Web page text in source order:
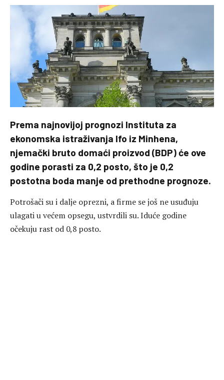
Prema najnovijoj prognozi Instituta za
ekonomska istraživanja Ifo iz Minhena,
njemački bruto domaći proizvod (BDP) će ove
godine porasti za 0,2 posto, što je 0,2
postotna boda manje od prethodne prognoze.
Potrošači su i dalje oprezni, a firme se još ne usuđuju
ulagati u većem opsegu, ustvrdili su. Iduće godine
očekuju rast od 0,8 posto.